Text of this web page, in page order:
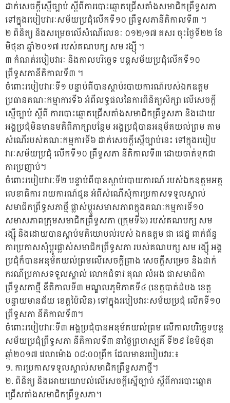
ដាក់សេចក្ដីស្នើច្បាប់ ស្ដីពីការបោះឆ្នោតជ្រើសតាំងសមាជិកព្រឹទ្ធសភា
ទៅក្នុងរបៀបវារៈសម័យប្រជុំលើកទី១០ ព្រឹទ្ធសភានីតិកាលទី៣ ។
២ ពិនិត្យ និងសម្រេចលើសំណើលេខៈ ០១២/១៧ គសរ ចុះថ្ងៃទី២២ ខែ
មិថុនា ឆ្នាំ២០១៧ របស់គណបក្ស សម រង្ស៊ី ។
៣ កំណត់របៀបវារៈ និងកាលបរិច្ឆេទ បន្តសម័យប្រជុំលើកទី១០
ព្រឹទ្ធសភានីតិកាលទី៣ ។
ចំពោះរបៀបវារៈទី១ បន្ទាប់ពីបានស្តាប់របាយការណ៍របស់ឯកឧត្តម
ប្រធានគណៈកម្មាការទី៦ អំពីលទ្ធផលនៃការពិនិត្យសិក្សា លើសេចក្តី
ស្នើច្បាប់ ស្តីពី ការបោះឆ្នោតជ្រើសតាំងសមាជិកព្រឹទ្ធសភា និងដោយ
អង្គប្រជុំមិនមានមតិពិភាក្សាបន្ថែម អង្គប្រជុំបានអនុម័តយល់ព្រម តាម
សំណើរបស់គណៈកម្មការទី៦ ដាក់សេចក្តីស្នើច្បាប់នេះ ទៅក្នុងរបៀប
វារៈសម័យប្រជុំ លើកទី១០ ព្រឹទ្ធសភា នីតិកាលទី៣ ដោយចាត់ទុកជា
ការប្រញាប់។
ចំពោះរបៀបវារៈទី២ បន្ទាប់ពីបានស្តាប់របាយការណ៍ របស់ឯកឧត្តមអគ្គ
លេខាធិការ រាយការណ៍ជូន អំពីសំណើសុំការប្រកាសទទួលស្គាល់
សមាជិកព្រឹទ្ធសភាថ្មី ផ្លាស់ប្តូរសមាសភាពក្នុងគណៈកម្មការទី១០
សមាសភាពក្រុមសមាជិកព្រឹទ្ធសភា (ក្រុមទី៦) របស់គណបក្ស សម
រង្ស៊ី និងដោយបានស្តាប់មតិយោបល់របស់ ឯកឧត្តម ជា ជេដ្ឋ ពាក់ព័ន្ធ
ការប្រកាសសុំប្តូរផ្លាស់សមាជិកព្រឹទ្ធសភា របស់គណបក្ស សម រង្ស៊ី អង្គ
ប្រជុំក៏បានអនុម័តយល់ព្រមលើសេចក្តីព្រាង សេចក្តីសម្រេច និងដាក់
ករណីប្រកាសទទួលស្គាល់ លោកជំទាវ គុណ លំអង ជាសមាជិកា
ព្រឹទ្ធសភាថ្មី នីតិកាលទី៣ មណ្ឌលភូមិភាគទី៤ (ខេត្តបាត់ដំបង ខេត្ត
បន្ទាយមានជ័យ ខេត្តប៉ៃលិន) ទៅក្នុងរបៀបវារៈសម័យប្រជុំ លើកទី១០
ព្រឹទ្ធសភា នីតិកាលទី៣។
ចំពោះរបៀបវារៈទី៣ អង្គប្រជុំបានអនុម័តយល់ព្រម លើកាលបរិច្ឆេទបន្ត
សម័យប្រជុំព្រឹទ្ធសភា នីតិកាលទី៣ នាថ្ងៃព្រហស្បតិ៍ ទី២៩ ខែមិថុនា
ឆ្នាំ២០១៧ វេលាម៉ោង ០៨:០០ព្រឹក ដែលមានរបៀបវារៈ៖
១. ការប្រកាសទទួលស្គាល់សមាជិកព្រឹទ្ធសភាថ្មី។
២. ពិនិត្យ និងអោយយោបល់លើសេចក្តីស្នើច្បាប់ ស្តីពីការបោះឆ្នោត
ជ្រើសតាំងសមាជិកព្រឹទ្ធសភា។